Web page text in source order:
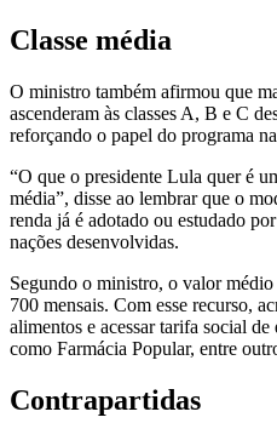
Classe média
O ministro também afirmou que
ascenderam às classes A, B e C
reforçando o papel do programa
“O que o presidente Lula quer é
média”, disse ao lembrar que o
renda já é adotado ou estudado
nações desenvolvidas.
Segundo o ministro, o valor
700 mensais. Com esse recurso,
alimentos e acessar tarifa social
como Farmácia Popular, entre
Contrapartidas